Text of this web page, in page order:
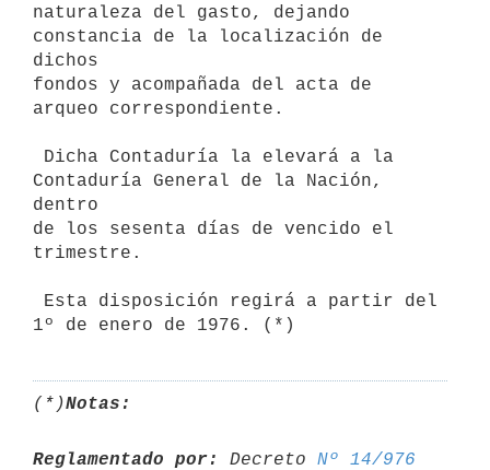
naturaleza del gasto, dejando
constancia de la localización de
dichos
fondos y acompañada del acta de
arqueo correspondiente.
Contaduría General de la Nación,
dentro
de los sesenta días de vencido el
trimestre.
(*)Notas:
Reglamentado por: Decreto Nº 14/976